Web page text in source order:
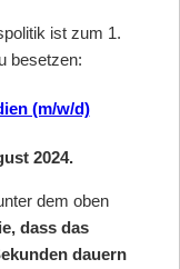
ist zum 1.
besetzen:
(m/w/d)
2024.
dem oben
dass das
dauern